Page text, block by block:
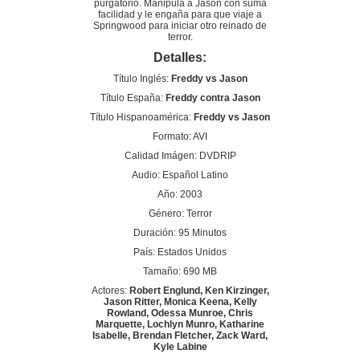
purgatorio. Manipula a Jason con suma
facilidad y le engaña para que viaje a
Springwood para iniciar otro reinado de
terror.
Detalles:
Título Inglés: Freddy vs Jason
Título España: Freddy contra Jason
Título Hispanoamérica: Freddy vs Jason
Formato: AVI
Calidad Imágen: DVDRIP
Audio: Español Latino
Año: 2003
Género: Terror
Duración: 95 Minutos
País: Estados Unidos
Tamaño: 690 MB
Actores: Robert Englund, Ken Kirzinger,
Jason Ritter, Monica Keena, Kelly
Rowland, Odessa Munroe, Chris
Marquette, Lochlyn Munro, Katharine
Isabelle, Brendan Fletcher, Zack Ward,
Kyle Labine